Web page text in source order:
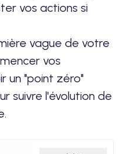
vos actions si
vague de votre
vos
un "point zéro"
suivre l'évolution de